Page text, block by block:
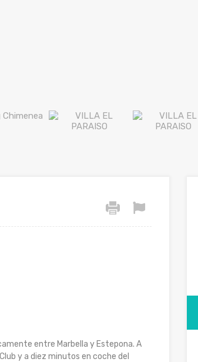
entre Marbella y Estepona. A
y a diez minutos en coche del